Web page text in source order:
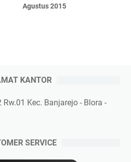
Agustus 2015
KANTOR
Kec. Banjarejo - Blora -
SERVICE